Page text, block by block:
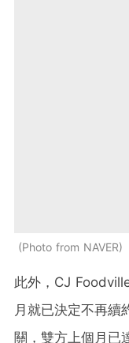
Photo from NAVER
此外，CJ
月就已決定不再續
關，雙方上個月已